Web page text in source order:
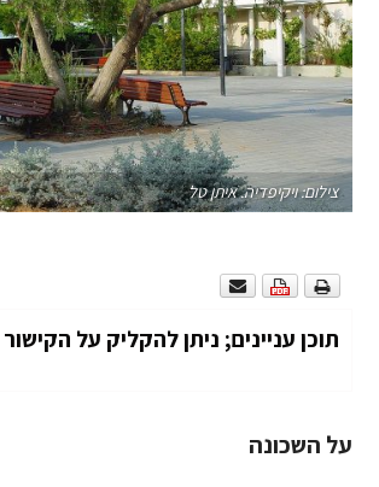
צילום: ויקיפדיה. איתן טל
תוכן עניינים; ניתן להקליק על
על השכונה